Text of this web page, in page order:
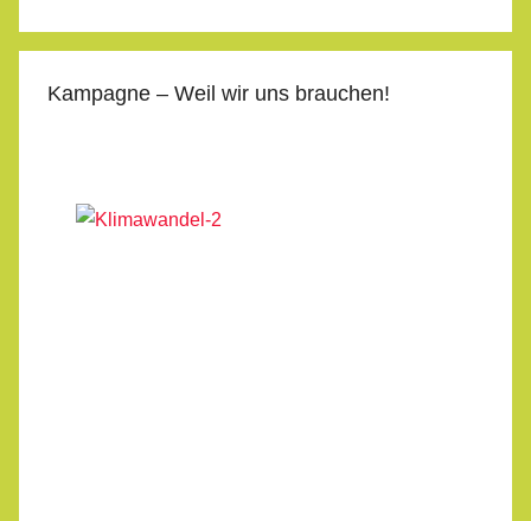
Kampagne – Weil wir uns brauchen!